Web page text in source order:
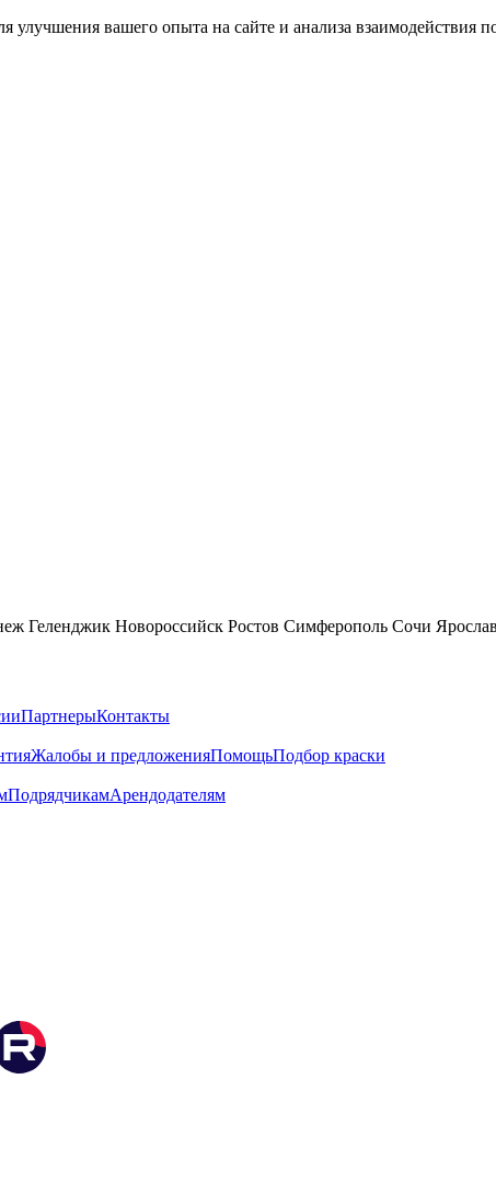
вашего опыта на сайте и анализа взаимодействия
Геленджик Новороссийск Ростов Симферополь Сочи
ПартнерыКонтакты
Жалобы и предложенияПомощьПодбор краски
ПодрядчикамАрендодателям